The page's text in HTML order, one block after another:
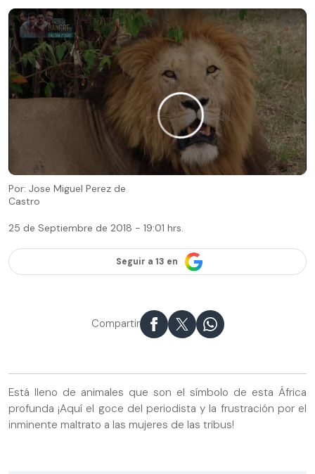
Por: Jose Miguel Perez de
Castro
25 de Septiembre de 2018 - 19:01 hrs.
Seguir a 13 en
Compartir
Está lleno de animales que son el símbolo de esta África
profunda ¡Aquí el goce del periodista y la frustración por el
inminente maltrato a las mujeres de las tribus!